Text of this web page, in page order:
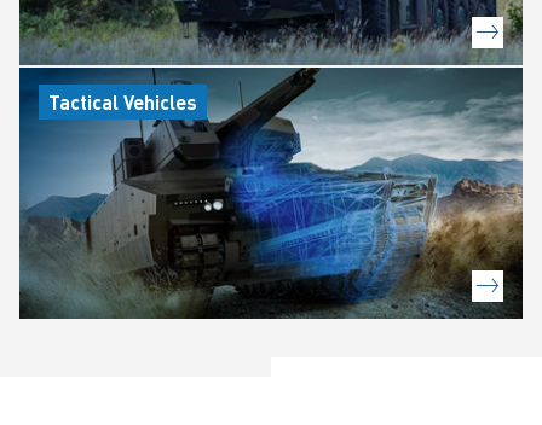
Tactical Vehicles